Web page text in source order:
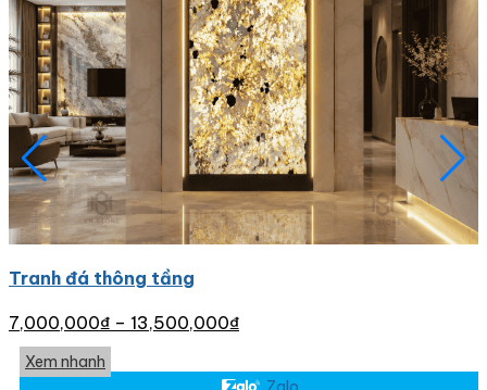
Tranh đá thông tầng
7,000,000₫ – 13,500,000₫
Xem nhanh